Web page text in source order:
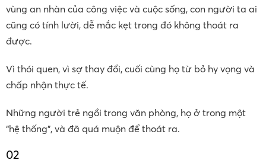
vùng an nhàn của công việc và cuộc sống, con người ta ai
cũng có tính lười, dễ mắc kẹt trong đó không thoát ra
được.
Vì thói quen, vì sợ thay đổi, cuối cùng họ từ bỏ hy vọng và
chấp nhận thực tế.
Những người trẻ ngồi trong văn phòng, họ ở trong một
“hệ thống”, và đã quá muộn để thoát ra.
02